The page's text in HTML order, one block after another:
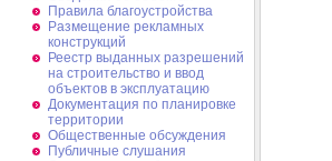
Правила благоустройства
Размещение рекламных
конструкций
Реестр выданных разрешений
на строительство и ввод
объектов в эксплуатацию
Документация по планировке
территории
Общественные обсуждения
Публичные слушания